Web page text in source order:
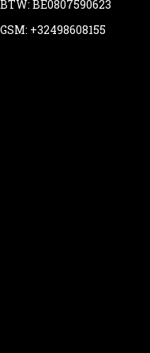
BTW: BE0807590623
GSM: +32498608155